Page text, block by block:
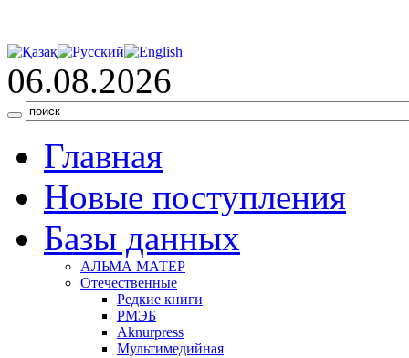
06.08.2026
Главная
Новые поступления
Базы данных
АЛЬМА МАТЕР
Отечественные
Редкие книги
РМЭБ
Аknurpress
Мультимедийная